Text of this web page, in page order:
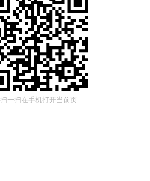
扫一扫在手机打开当前页